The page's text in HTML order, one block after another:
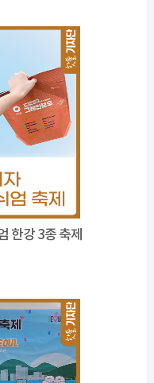
한강 3종 축제